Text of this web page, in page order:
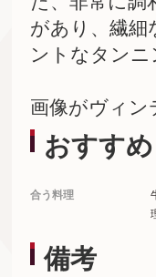
があり、繊細
ントなタンニ
画像がヴィン
おすすめ
合う料理
備考